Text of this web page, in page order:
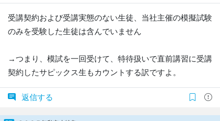
受講契約および受講実態のない生徒、当社主催の模擬試験
のみを受験した生徒は含んでいません
→つまり、模試を一回受けて、特待扱いで直前講習に受講
契約したサピックス生もカウントする訳ですよ。
返信する